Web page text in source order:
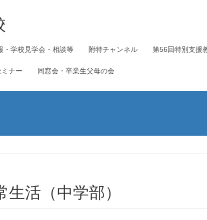
・学校見学会・相談等 附特チャンネル 第56回特別支援
ナー 同窓会・卒業生父母の会
常生活（中学部）